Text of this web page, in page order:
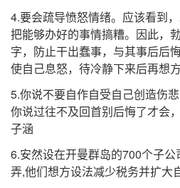
4.要会疏导愤怒情绪。应该看到
把能够办好的事情搞糟。因此，
字，防止干出蠢事，与其事后后
使自己息怒，待冷静下来后再想
5.你说不要自作自受自己创造伤
你说过往不及回首别后悔了才会
子涵
6.安然设在开曼群岛的700个子
弄,他们想方设法减少税务并扩大